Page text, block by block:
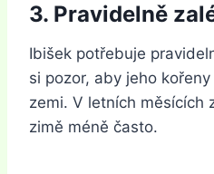
3. Pravidelně
Ibišek potřebuje
si pozor, aby jeho
zemi. V letních měsících
zimě méně často.